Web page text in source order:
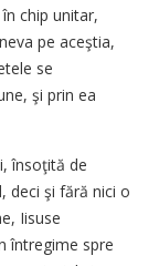
chip unitar,
pe aceştia,
se
şi prin ea
însoţită de
deci şi fără nici o
Iisuse
întregime spre